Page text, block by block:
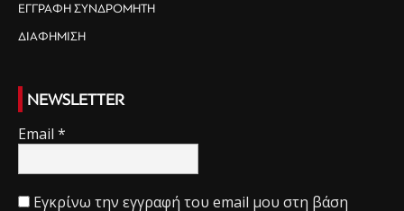
ΕΓΓΡΑΦΗ ΣΥΝΔΡΟΜΗΤΗ
ΔΙΑΦΗΜΙΣΗ
NEWSLETTER
Email *
Εγκρίνω την εγγραφή του email μου στη βάση